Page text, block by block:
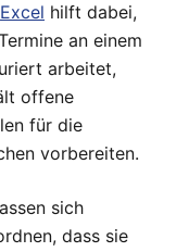
Excel hilft dabei,
an einem
arbeitet,
offene
für die
vorbereiten.
sich
dass sie